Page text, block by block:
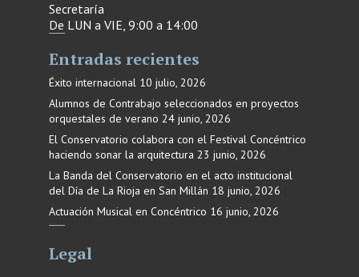
Secretaría
De LUN a VIE, 9:00 a 14:00
Entradas recientes
Éxito internacional 10 julio, 2026
Alumnos de Contrabajo seleccionados en proyectos
orquestales de verano 24 junio, 2026
El Conservatorio colabora con el Festival Concéntrico
haciendo sonar la arquitectura 23 junio, 2026
La Banda del Conservatorio en el acto institucional
del Día de La Rioja en San Millán 18 junio, 2026
Actuación Musical en Concéntrico 16 junio, 2026
Legal